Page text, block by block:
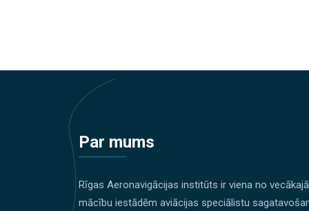
Par mums
Rīgas Aeronavigācijas institūts ir viena no
mācību iestādēm aviācijas speciālistu